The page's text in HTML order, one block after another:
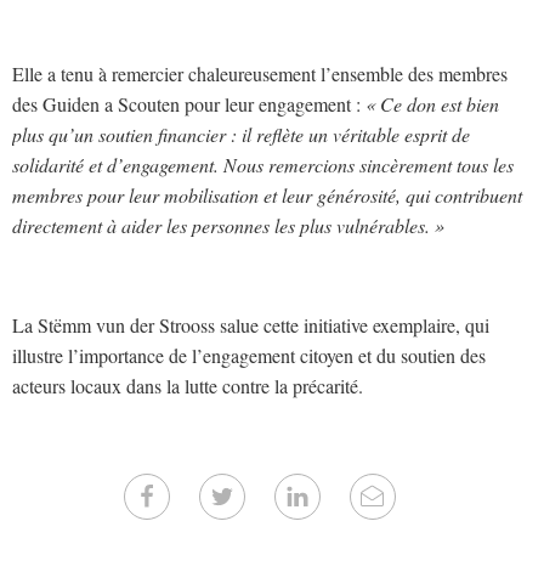
Elle a tenu à remercier chaleureusement l’ensemble des membres
des Guiden a Scouten pour leur engagement : « Ce don est bien
plus qu’un soutien financier : il reflète un véritable esprit de
solidarité et d’engagement. Nous remercions sincèrement tous les
membres pour leur mobilisation et leur générosité, qui contribuent
directement à aider les personnes les plus vulnérables. »
La Stëmm vun der Strooss salue cette initiative exemplaire, qui
illustre l’importance de l’engagement citoyen et du soutien des
acteurs locaux dans la lutte contre la précarité.